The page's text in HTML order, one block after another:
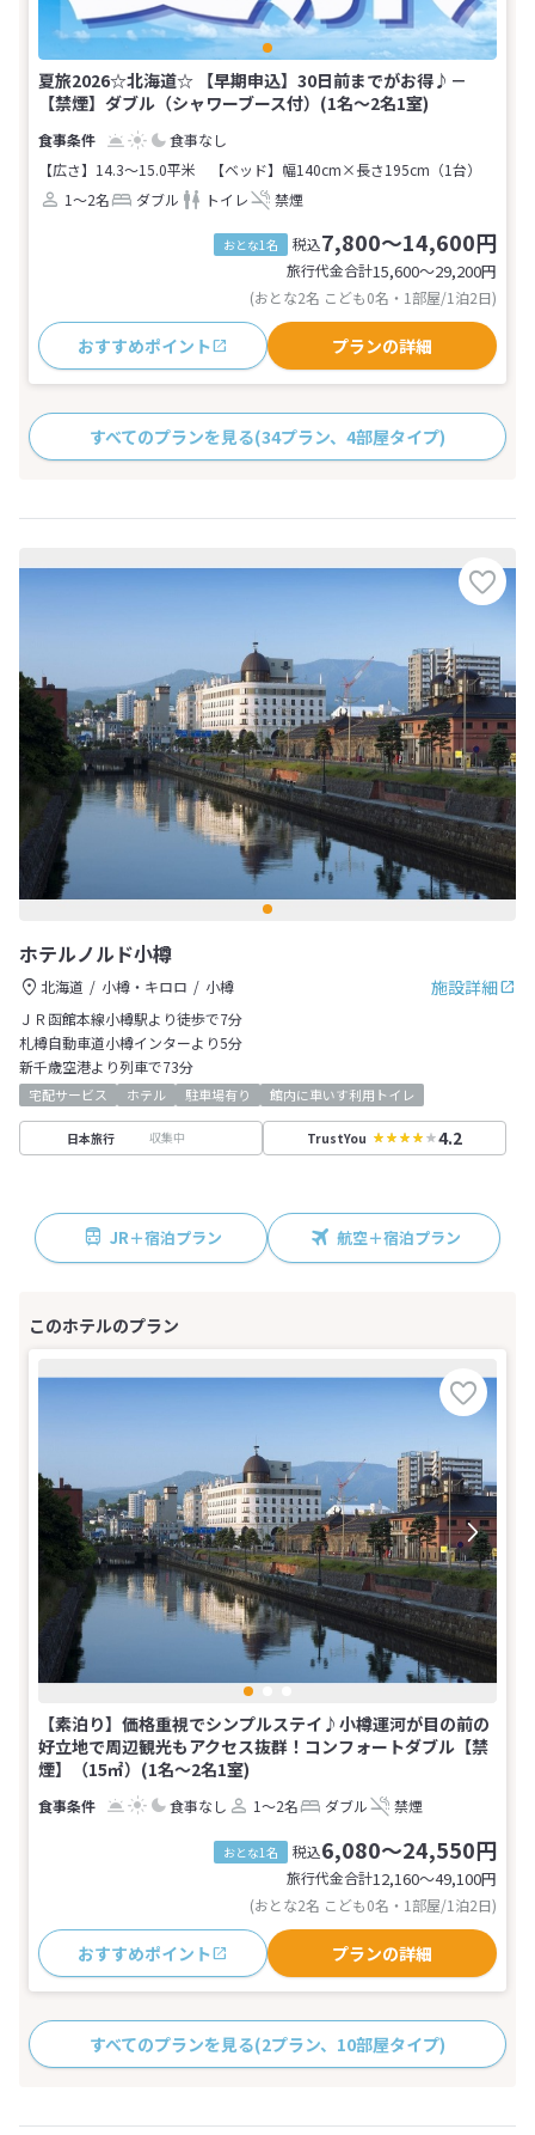
夏旅2026☆北海道☆ 【早期申込】30日前までがお得♪－
【禁煙】ダブル（シャワーブース付）(1名～2名1室)
食事なし
【広さ】14.3～15.0平米
【ベッド】幅140cm×長さ195cm（1台）
1～2名
ダブル トイレ 禁煙
おとな1名 税込7,800～14,600円
旅行代金合計15,600〜29,200円
(おとな2名 こども0名・1部屋/1泊2日)
おすすめポイント プランの詳細
すべてのプランを見る(34プラン、4部屋タイプ)
ホテルノルド小樽
施設詳細
北海道 小樽・キロロ
小樽
ＪＲ函館本線小樽駅より徒歩で7分
札樽自動車道小樽インターより5分
新千歳空港より列車で73分
宅配サービス ホテル 駐車場有り 館内に車いす利用トイレ
日本旅行 収集中 TrustYou 4.2
JR＋宿泊プラン 航空＋宿泊プラン
【素泊り】価格重視でシンプルステイ♪小樽運河が目の前の
好立地で周辺観光もアクセス抜群！コンフォートダブル【禁
煙】（15㎡）(1名～2名1室)
食事なし 1～2名 ダブル 禁煙
おとな1名 税込6,080～24,550円
旅行代金合計12,160〜49,100円
(おとな2名 こども0名・1部屋/1泊2日)
おすすめポイント プランの詳細
すべてのプランを見る(2プラン、10部屋タイプ)